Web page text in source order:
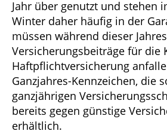
Jahr über genutzt und stehen
Winter daher häufig in der
müssen während dieser
Versicherungsbeiträge für die
Haftpflichtversicherung
Ganzjahres-Kennzeichen, die
ganzjährigen
bereits gegen günstige
erhältlich.